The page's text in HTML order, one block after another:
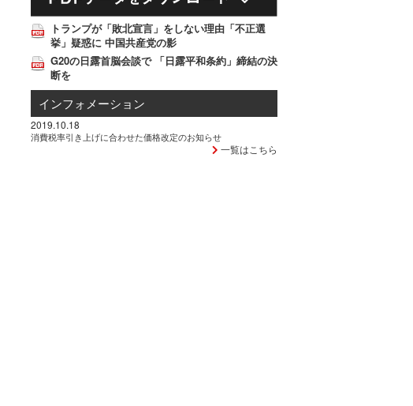
トランプが「敗北宣言」をしない理由「不正選
挙」疑惑に 中国共産党の影
G20の日露首脳会談で 「日露平和条約」締結の決
断を
インフォメーション
2019.10.18
消費税率引き上げに合わせた価格改定のお知らせ
一覧はこちら